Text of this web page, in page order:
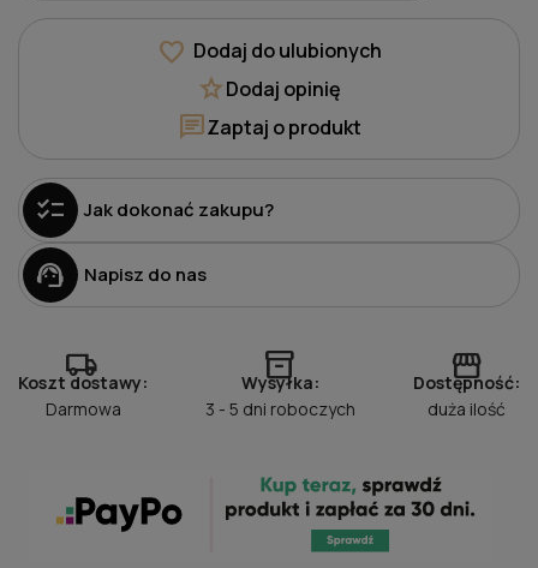
favorite Dodaj do ulubionych
starDodaj opinię
chatZaptaj o produkt
checklist Jak dokonać zakupu?
support_agent Napisz do nas
local_shipping
Koszt dostawy:
Darmowa
inventory_2
Wysyłka:
3 - 5 dni roboczych
storefront
Dostępność:
duża ilość